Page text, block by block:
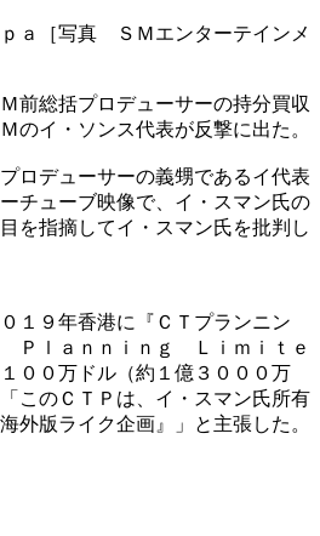
ａ［写真 ＳＭエンターテインメ
前総括プロデューサーの持分買収
のイ・ソンス代表が反撃に出た。
ロデューサーの義甥であるイ代表
チューブ映像で、イ・スマン氏の
を指摘してイ・スマン氏を批判し
１９年香港に『ＣＴプランニン
Ｐｌａｎｎｉｎｇ Ｌｉｍｉｔｅ
００万ドル（約１億３０００万
このＣＴＰは、イ・スマン氏所有
外版ライク企画』」と主張した。